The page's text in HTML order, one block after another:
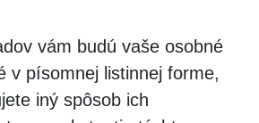
vám budú vaše osobné
v písomnej listinnej forme,
iný spôsob ich